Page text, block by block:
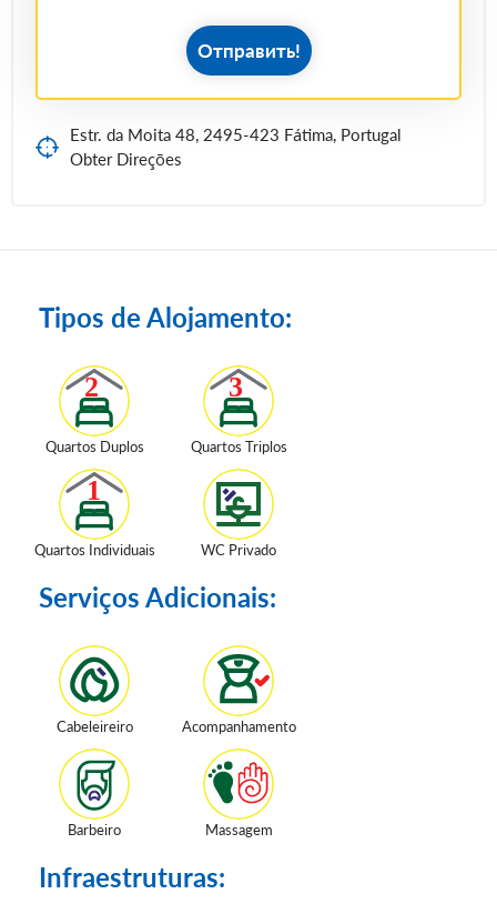
Отправить!
Estr. da Moita 48, 2495-423 Fátima, Portugal
Obter Direções
Tipos de Alojamento:
Quartos Duplos Quartos Triplos
Quartos Individuais WC Privado
Serviços Adicionais:
Cabeleireiro Acompanhamento
Barbeiro Massagem
Infraestruturas: